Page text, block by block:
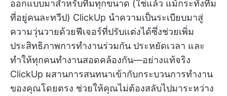
ออกแบบมาสำหรับทีมทุกขนาด (ใช่แล้ว แม้กระทั่งทีม
ที่อยู่คนละทวีป) ClickUp นำความเป็นระเบียบมาสู่
ความวุ่นวายด้วยฟีเจอร์ที่ปรับแต่งได้ซึ่งช่วยเพิ่ม
ประสิทธิภาพการทำงานร่วมกัน ประหยัดเวลา และ
ทำให้ทุกคนทำงานสอดคล้องกัน—อย่างแท้จริง
ClickUp ผสานการสนทนาเข้ากับกระบวนการทำงาน
ของคุณโดยตรง ช่วยให้คุณไม่ต้องสลับไปมาระหว่าง